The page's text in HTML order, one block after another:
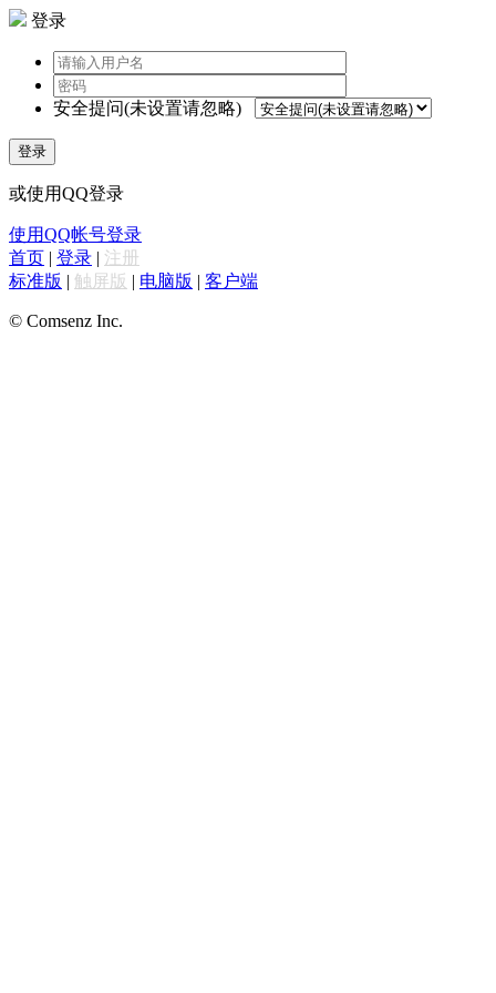
登录
安全提问(未设置请忽略)
登录
或使用QQ登录
使用QQ帐号登录
首页 | 登录 | 注册
标准版 | 触屏版 | 电脑版 | 客户端
© Comsenz Inc.